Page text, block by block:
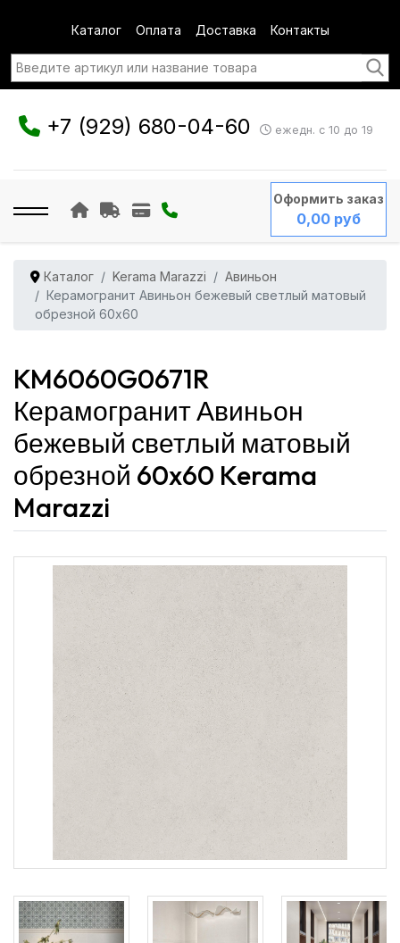
Каталог Оплата Доставка Контакты
+7 (929) 680-04-60 ежедн. с 10 до 19
Оформить заказ
0,00 руб
Каталог Kerama Marazzi
Авиньон
Керамогранит Авиньон бежевый светлый матовый
обрезной 60x60
KM6060G0671R
Керамогранит Авиньон
бежевый светлый матовый
обрезной 60x60 Kerama
Marazzi